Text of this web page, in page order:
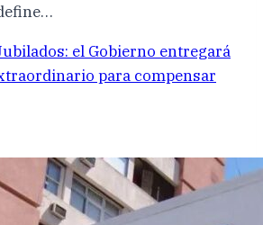
el Gobierno entregará
para compensar